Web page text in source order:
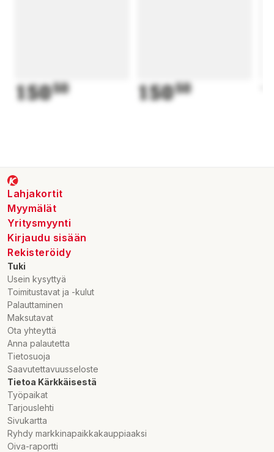
15050 15050
Lahjakortit
Myymälät
Yritysmyynti
Kirjaudu sisään
Rekisteröidy
Tuki
Usein kysyttyä
Toimitustavat ja -kulut
Palauttaminen
Maksutavat
Ota yhteyttä
Anna palautetta
Tietosuoja
Saavutettavuusseloste
Tietoa Kärkkäisestä
Työpaikat
Tarjouslehti
Sivukartta
Ryhdy markkinapaikkakauppiaaksi
Oiva-raportti